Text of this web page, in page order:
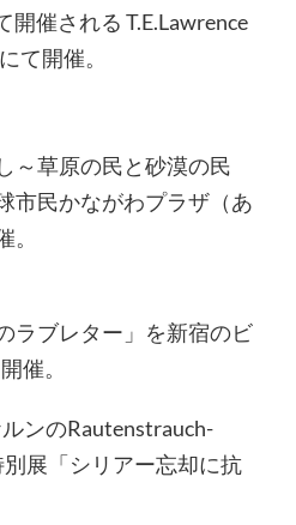
開催される T.E.Lawrence
て開催。
～草原の民と砂漠の民
市民かながわプラザ（あ
ラブレター」を新宿のビ
催。
ンのRautenstrauch-
展「シリアー忘却に抗